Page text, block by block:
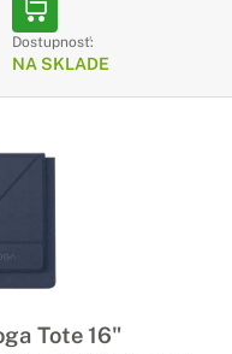
Dostupnosť:
NA SKLADE
Tote 16"